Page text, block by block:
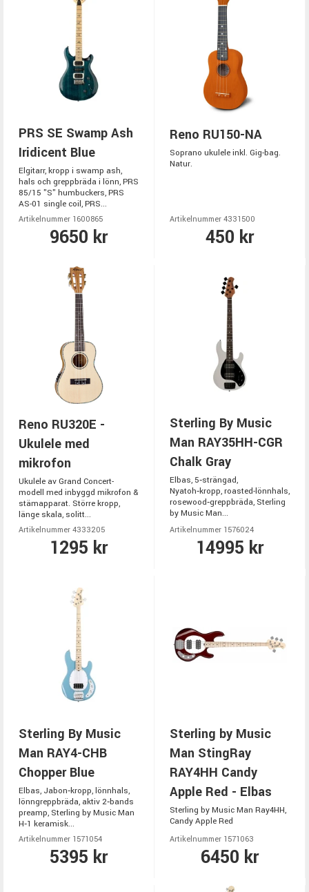
PRS SE Swamp Ash
Iridicent Blue
Elgitarr, kropp i swamp ash,
hals och greppbräda i lönn, PRS
85/15 "S" humbuckers, PRS
AS-01 single coil, PRS...
Artikelnummer 1600865
9650 kr
Reno RU150-NA
Soprano ukulele inkl. Gig-bag.
Natur.
Artikelnummer 4331500
450 kr
Reno RU320E -
Ukulele med
mikrofon
Ukulele av Grand Concert-
modell med inbyggd mikrofon &
stämapparat. Större kropp,
länge skala, solitt...
Artikelnummer 4333205
1295 kr
Sterling By Music
Man RAY35HH-CGR
Chalk Gray
Elbas, 5‑strängad,
Nyatoh‑kropp, roasted-lönnhals,
rosewood‑greppbräda, Sterling
by Music Man...
Artikelnummer 1576024
14995 kr
Sterling By Music
Man RAY4-CHB
Chopper Blue
Elbas, Jabon‑kropp, lönnhals,
lönngreppbräda, aktiv 2‑bands
preamp, Sterling by Music Man
H‑1 keramisk...
Artikelnummer 1571054
5395 kr
Sterling by Music
Man StingRay
RAY4HH Candy
Apple Red - Elbas
Sterling by Music Man Ray4HH,
Candy Apple Red
Artikelnummer 1571063
6450 kr